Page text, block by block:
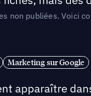
non publiées. Voici
Marketing sur Google
apparaître